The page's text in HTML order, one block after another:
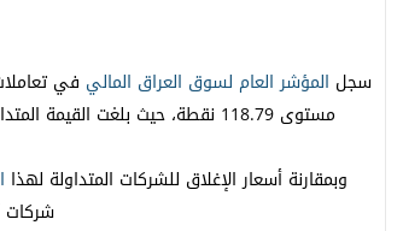
سجل المؤشر العام لسوق العراق المالي في
مستوى 118.79 نقطة، حيث بلغت القيمة المتداولة حوالي 649.340 مليون دينار وعدد الأسهم المتداولة 446.378 مليون سهم، نفذت من خلال 248 عقدا.
وبمقارنة أسعار الإغلاق للشركات المتداولة لهذا
شركات